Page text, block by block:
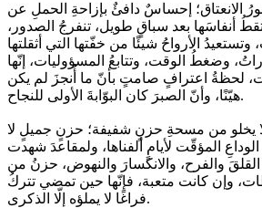
الانعتاق؛ إحساسٌ دافئٌ بإزاحةِ الحملِ عن
أنفاسَها بعد سباقٍ طويل، تنفرجُ الصدور،
الأرواحُ شيئًا من خفّتها التي أثقلتها
وضغطُ الوقت، وتتابعُ المسؤوليات، إنّها
لحظةُ اعترافٍ صامتٍ بأنّ ما أُنجزَ لم يكن
هيّنًا، وأنّ الصبرَ كان البوّابةَ الأولى للنجاح.
لا يخلو من مسحةِ حزنٍ شفيفة؛ حزنٍ جميلٍ لا
المؤقّت لأيامٍ ألفناها، ولمقاعدَ شهدت
القلقَ والفرح، والانكسارَ والنهوض، حزنُ من
وإن كانت متعبة، فإنّها حين تمضي تتركُ
فراغًا لا يملؤه إلّا الذكرى.